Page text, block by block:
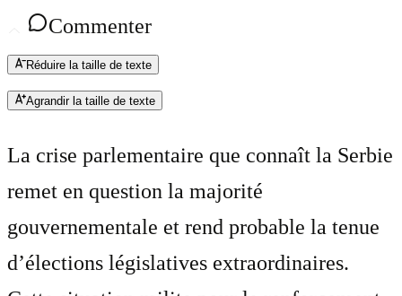
Commenter
Réduire la taille de texte
Agrandir la taille de texte
La crise parlementaire que connaît la Serbie
remet en question la majorité
gouvernementale et rend probable la tenue
d’élections législatives extraordinaires.